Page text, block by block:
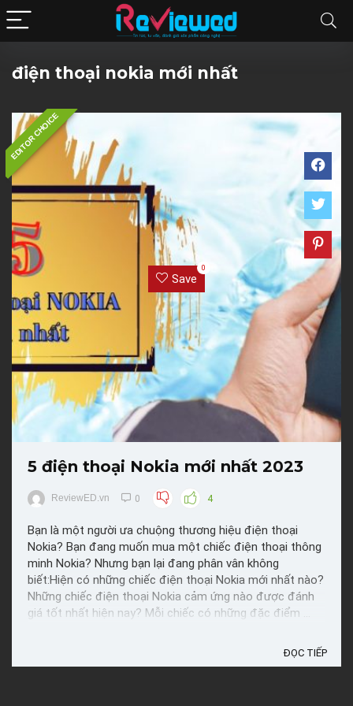
điện thoại nokia mới nhất
EDITOR CHOICE
Save
0
5 điện thoại Nokia mới nhất 2023
ReviewED.vn 0 4
Bạn là một người ưa chuộng thương hiệu điện thoại
Nokia? Bạn đang muốn mua một chiếc điện thoại thông
minh Nokia? Nhưng bạn lại đang phân vân không
biết:Hiện có những chiếc điện thoại Nokia mới nhất nào?
Những chiếc điện thoại Nokia cảm ứng nào được đánh
giá tốt nhất hiện nay? Mỗi chiếc có những đặc điểm ...
ĐỌC TIẾP